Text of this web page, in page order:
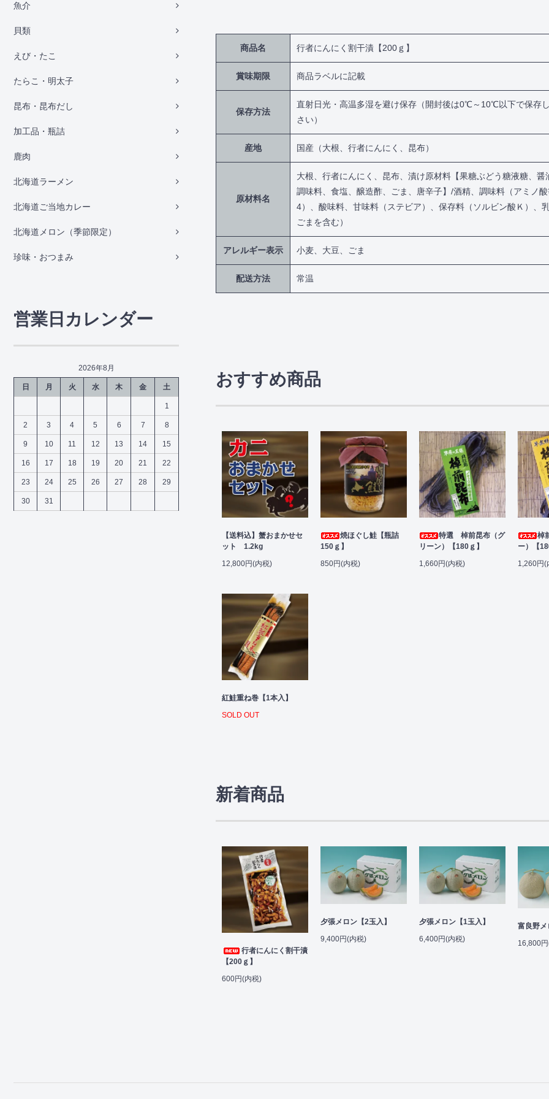
魚介
貝類
えび・たこ
たらこ・明太子
昆布・昆布だし
加工品・瓶詰
鹿肉
北海道ラーメン
北海道ご当地カレー
北海道メロン（季節限定）
珍味・おつまみ
営業日カレンダー
2026年8月
日 月 火 水 木 金 土
1
2 3 4 5 6 7 8
9 10 11 12 13 14 15
16 17 18 19 20 21 22
23 24 25 26 27 28 29
30 31
商品名 行者にんにく割干漬【200ｇ】
賞味期限 商品ラベルに記載
保存方法
直射日光・高温多湿を避け保存（開封後は0℃～10℃以下で保存
さい）
産地 国産（大根、行者にんにく、昆布）
原材料名
大根、行者にんにく、昆布、漬け原材料【果糖ぶどう糖液糖、
調味料、食塩、醸造酢、ごま、唐辛子】/酒精、調味料（アミノ
4）、酸味料、甘味料（ステビア）、保存料（ソルビン酸Ｋ）、
ごまを含む）
アレルギー表示 小麦、大豆、ごま
配送方法 常温
おすすめ商品
【送料込】蟹おまかせセ
ット 1.2kg
12,800円(内税)
焼ほぐし鮭【瓶詰
150ｇ】
850円(内税)
特選 棹前昆布（グ
リーン）【180ｇ】
1,660円(内税)
棹
ー）【
1,260円(
紅鮭重ね巻【1本入】
SOLD OUT
新着商品
行者にんにく割干漬
【200ｇ】
600円(内税)
夕張メロン【2玉入】
9,400円(内税)
夕張メロン【1玉入】
6,400円(内税)
富良野メ
16,800